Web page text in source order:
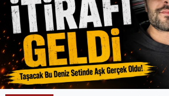
Köşe Yazıları
Karikatür Galeri
BIK